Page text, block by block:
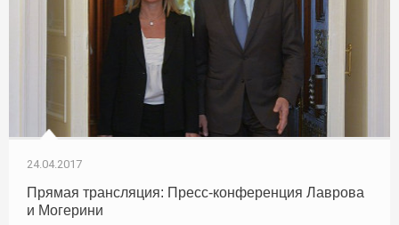
24.04.2017
Прямая трансляция: Пресс-конференция Лаврова
и Могерини